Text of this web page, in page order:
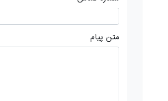
متن پیام